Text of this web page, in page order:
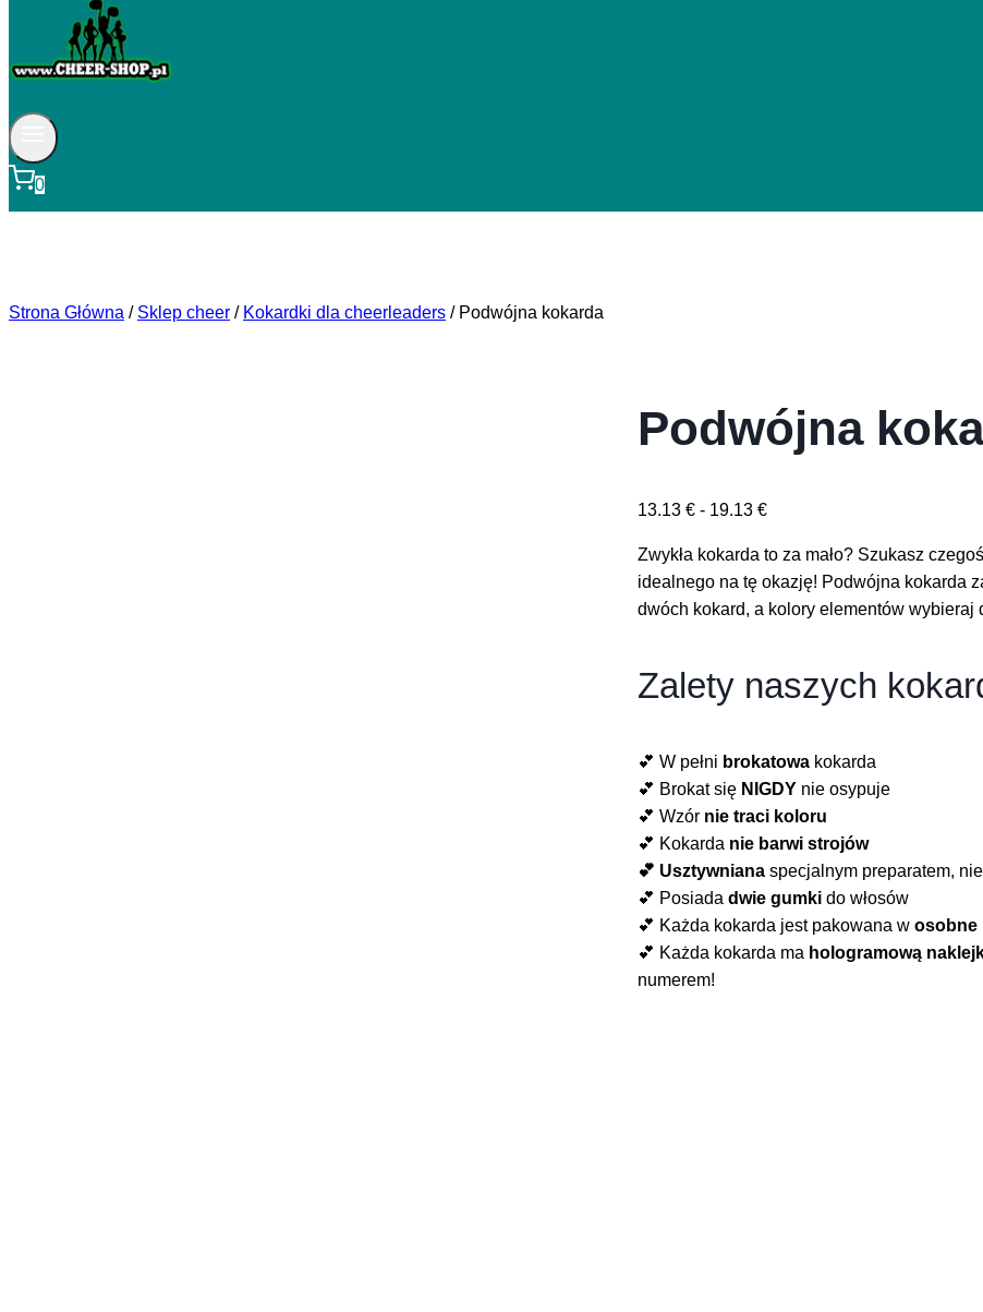
0
Strona Główna / Sklep cheer / Kokardki dla cheerleaders / Podwójna kokarda
Podwójna
13.13€ - 19.13€
Zwykła kokarda to za mało? Szukasz
idealnego na tę okazję! Podwójna kokarda
dwóch kokard, a kolory elementów wybieraj
Zalety naszych
💕 W pełni brokatowa kokarda
💕 Brokat się NIGDY nie osypuje
💕 Wzór nie traci koloru
💕 Kokarda nie barwi strojów
💕 Usztywniana specjalnym preparatem,
💕 Posiadadwie gumki do włosów
💕 Każda kokarda jest pakowana w osobne
💕 Każda kokarda ma hologramową
numerem!